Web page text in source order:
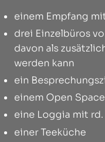
einem Empfang
drei Einzelbüros
davon als
werden kann
ein
einem Open
eine Loggia mit rd.
einer Teeküche